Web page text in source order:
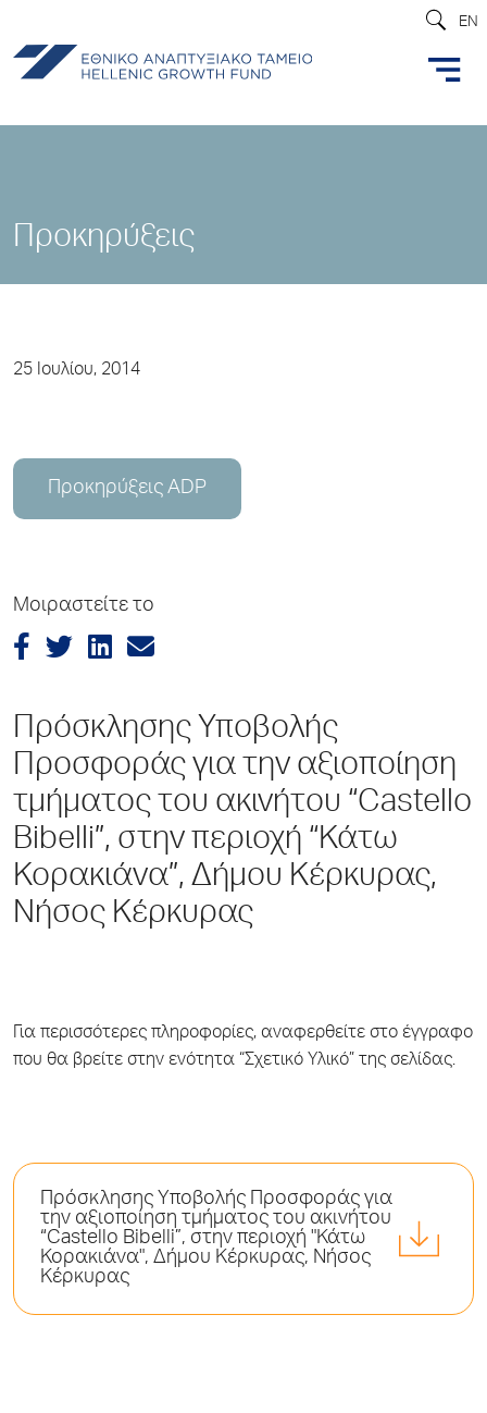
EN
Προκηρύξεις
25 Ιουλίου, 2014
Προκηρύξεις ADP
Μοιραστείτε το
Πρόσκλησης Υποβολής
Προσφοράς για την αξιοποίηση
τμήματος του ακινήτου “Castello
Bibelli”, στην περιοχή “Κάτω
Κορακιάνα”, Δήμου Κέρκυρας,
Νήσος Κέρκυρας
Για περισσότερες πληροφορίες, αναφερθείτε στο έγγραφο
που θα βρείτε στην ενότητα “Σχετικό Υλικό” της σελίδας.
Πρόσκλησης Υποβολής Προσφοράς για
την αξιοποίηση τμήματος του ακινήτου
“Castello Bibelli”, στην περιοχή "Κάτω
Κορακιάνα", Δήμου Κέρκυρας, Νήσος
Κέρκυρας